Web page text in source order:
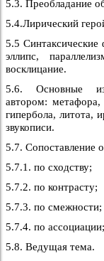
5.3. Преобладание
5.4.Лирический
5.5 Синтаксические
эллипс,
восклицание.
5.6. Основные
автором: метафора,
гипербола, литота,
звукописи.
5.7. Сопоставление
5.7.1. по сходству;
5.7.2. по контрасту;
5.7.3. по смежности;
5.7.4. по ассоциации;
5.8. Ведущая тема.